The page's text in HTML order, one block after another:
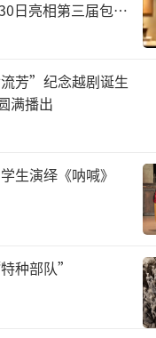
却被一阵妖风裹
，被迫在荒山中
儿育女。中秋之
痛苦的节日，妖
这位闭月羞花的
双亲、自怜身世
是，黄袍怪的
百花羞看来，
璧的浪漫感受，
波的恐怖回忆
脱离魔窟重返家
日亮相第三届包头
芳”纪念越剧诞生
满播出
生演绎《呐喊》
种部队”